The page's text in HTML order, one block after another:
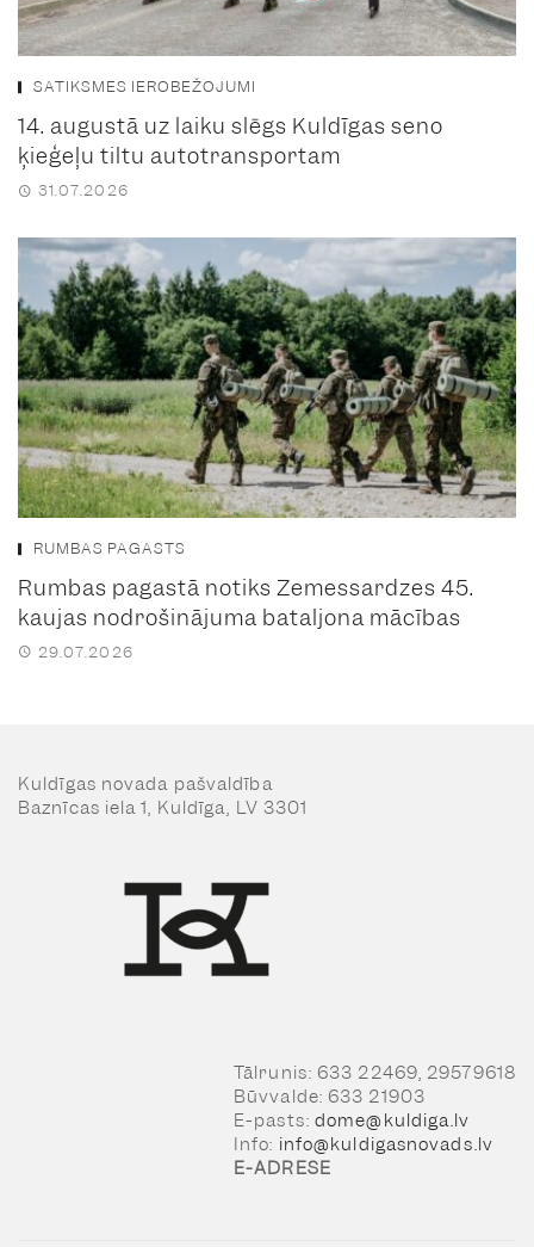
SATIKSMES IEROBEŽOJUMI
14. augustā uz laiku slēgs Kuldīgas seno
ķieģeļu tiltu autotransportam
31.07.2026
RUMBAS PAGASTS
Rumbas pagastā notiks Zemessardzes 45.
kaujas nodrošinājuma bataljona mācības
29.07.2026
Kuldīgas novada pašvaldība
Baznīcas iela 1, Kuldīga, LV 3301
Tālrunis: 633 22469, 29579618
Būvvalde: 633 21903
E-pasts: dome@kuldiga.lv
Info: info@kuldigasnovads.lv
E-ADRESE